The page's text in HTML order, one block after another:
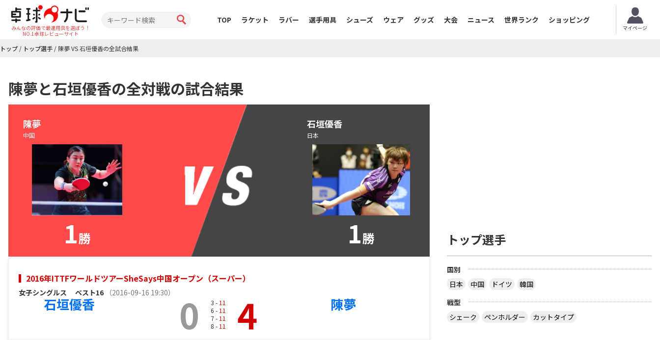
みんなの評価で最適用具を選ぼう！
NO.1卓球レビューサイト
TOP ラケット ラバー 選手用具 シューズ ウェア グッズ 大会 ニュース 世界ランク ショッピング
マイページ
トップ / トップ選手 / 陳夢 VS 石垣優香の全試合結果
陳夢と石垣優香の全対戦の試合結果
陳夢
中国
1勝
石垣優香
日本
1勝
2016年ITTFワールドツアーSheSays中国オープン（スーパー）
女子シングルス ベスト16 （2016-09-16 19:30）
石垣優香 0 3 - 11
6 - 11
7 - 11
8 - 11 4 陳夢
トップ選手
国別
日本
中国 ドイツ
韓国
戦型
シェーク
ペンホルダー カットタイプ